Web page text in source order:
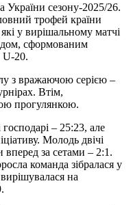
України сезону-2025/26.
трофей країни
у вирішальному матчі
сформованим
U-20.
з вражаючою серією –
Втім,
прогулянкою.
– 25:23, але
Молодь двічі
за сетами – 2:1.
команда зібралася у
на